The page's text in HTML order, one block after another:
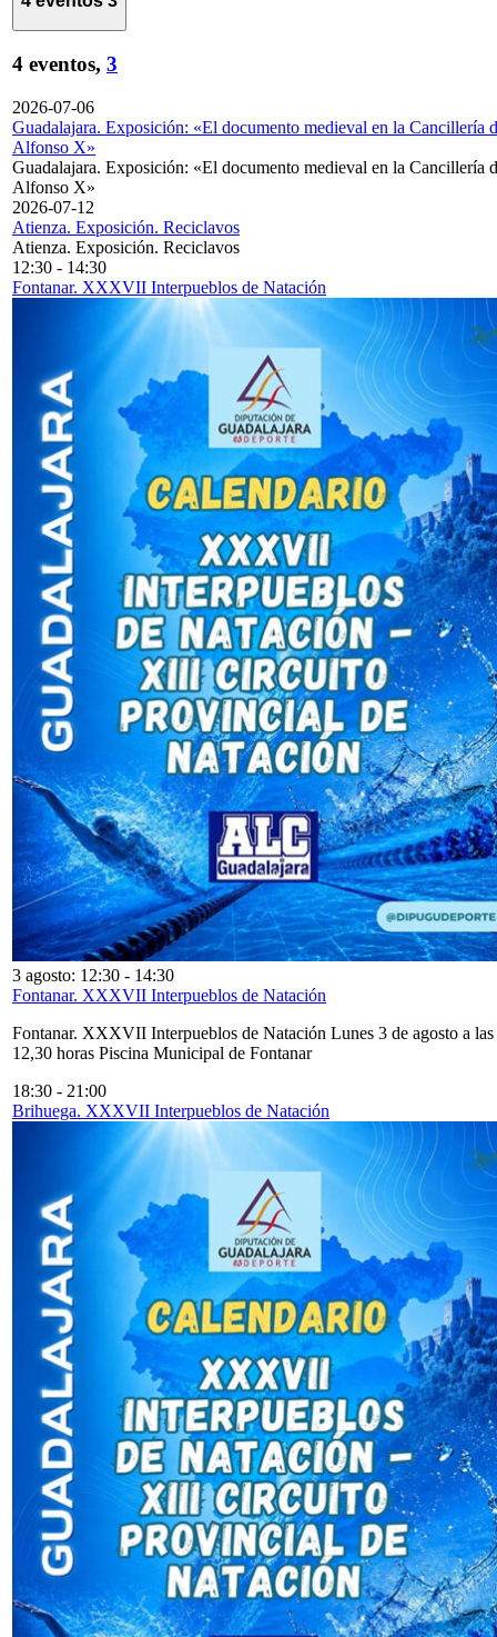
4 eventos, 3
2026-07-06
Guadalajara. Exposición: «El documento medieval en la Cancillería
Alfonso X»
Guadalajara. Exposición: «El documento medieval en la Cancillería
Alfonso X»
2026-07-12
Atienza. Exposición. Reciclavos
Atienza. Exposición. Reciclavos
12:30 - 14:30
Fontanar. XXXVII Interpueblos de Natación
3 agosto: 12:30 - 14:30
Fontanar. XXXVII Interpueblos de Natación
Fontanar. XXXVII Interpueblos de Natación Lunes 3 de agosto a las
12,30 horas Piscina Municipal de Fontanar
18:30 - 21:00
Brihuega. XXXVII Interpueblos de Natación